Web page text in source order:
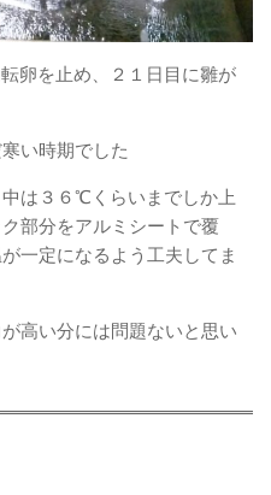
卵を止め、２１日目に雛が
い時期でした
は３６℃くらいまでしか上
部分をアルミシートで覆
一定になるよう工夫してま
高い分には問題ないと思い